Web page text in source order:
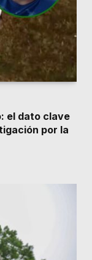
el dato clave
por la